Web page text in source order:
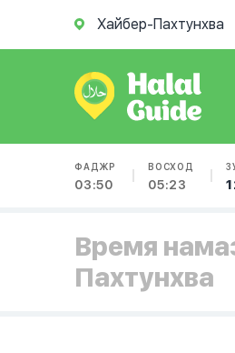
Хайбер-Пахтунхва
ФАДЖР
03:50
ВОСХОД
05:23
Время
Пахтунхва